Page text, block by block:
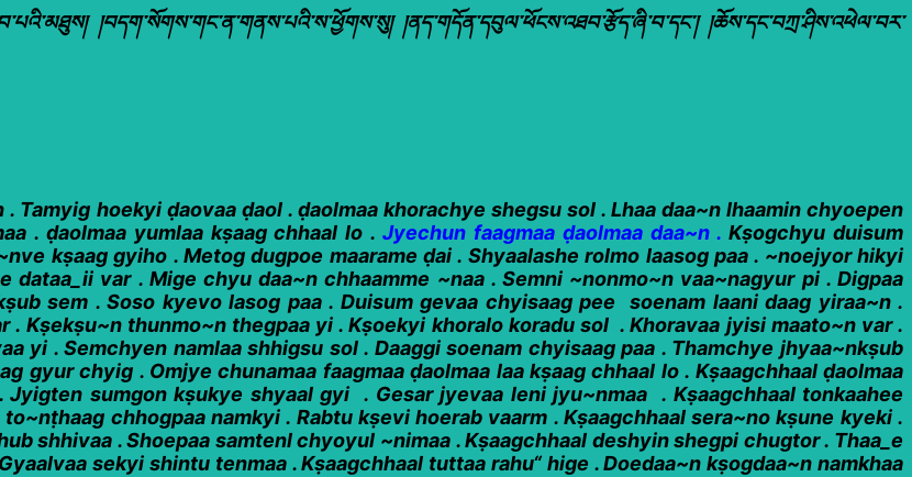
།བདག་སོགས་གང་ན་གནས་པའི་ས་ཕྱོགས་སུ། །ནད་གདོན་དབུལ་ཕོངས་འཐབ་རྩོད་ཞི་བ་དང་། །ཆོས་དང་བཀྲ་ཤིས་འཕེལ་བར་
Tamyig hoekyi ḍaovaa ḍaol . ḍaolmaa khorachye shegsu sol . Lhaa daa~n lhaamin chyoepen
. ḍaolmaa yumlaa kṣaag chhaal lo . Jyechun faagmaa ḍaolmaa daa~n . Kṣogchyu duisum
kṣaag gyiho . Metog dugpoe maarame ḍai . Shyaalashe rolmo laasog paa . ~noejyor hikyi
var . Mige chyu daa~n chhaamme ~naa . Semni ~nonmo~n vaa~nagyur pi . Digpaa
sem . Soso kyevo lasog paa . Duisum gevaa chyisaag pee soenam laani daag yiraa~n .
. Kṣekṣu~n thunmo~n thegpaa yi . Kṣoekyi khoralo koradu sol . Khoravaa jyisi maato~n var .
yi . Semchyen namlaa shhigsu sol . Daaggi soenam chyisaag paa . Thamchye jhyaa~nkṣub
gyur chyig . Omjye chunamaa faagmaa ḍaolmaa laa kṣaag chhaal lo . Kṣaagchhaal ḍaolmaa
Jyigten sumgon kṣukye shyaal gyi . Gesar jyevaa leni jyu~nmaa . Kṣaagchhaal tonkaahee
chhogpaa namkyi . Rabtu kṣevi hoerab vaarm . Kṣaagchhaal sera~no kṣune kyeki .
shhivaa . Shoepaa samtenl chyoyul ~nimaa . Kṣaagchhaal deshyin shegpi chugtor . Thaa_e
sekyi shintu tenmaa . Kṣaagchhaal tuttaa rahu“ hige . Doedaa~n kṣogdaa~n namkhaa